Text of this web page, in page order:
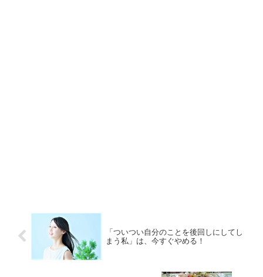
「ついつい自分のことを後回しにしてし
まう私」は、今すぐやめる！